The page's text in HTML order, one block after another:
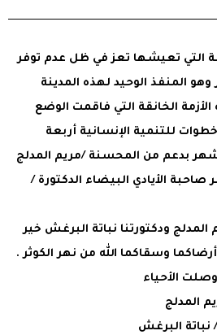
التي تعيشها تعز في ظل عدم توفر
المنفذ الوحيد لهذه المدينة
الخانقة التي فاقمت الوضع
للتنمية الإنسانية أربعة
بدعم من المحسنة /مريم المدلج
الأيادي البيضاء الدكتورة /
ودكتورتنا نباتة البرغش خير
وسقاكما الله من نهر الكوثر .
الأحياء
المدلج
نباتة البرغش